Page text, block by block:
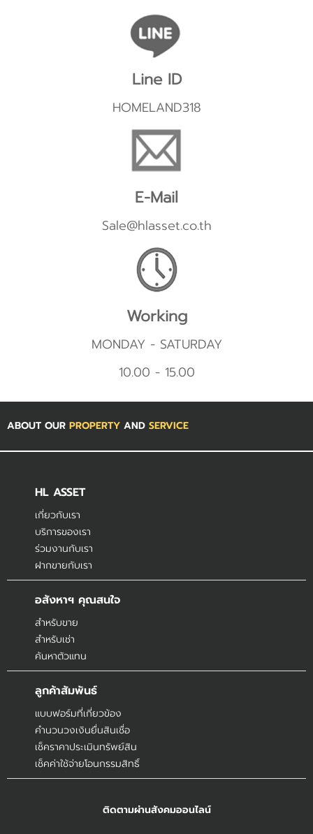
Line ID
HOMELAND318
E-Mail
Sale@hlasset.co.th
Working
MONDAY - SATURDAY
10.00 - 15.00
ABOUT OUR PROPERTY AND SERVICE
HL ASSET
เกี่ยวกับเรา
บริการของเรา
ร่วมงานกับเรา
ฝากขายกับเรา
อสังหาฯ คุณสนใจ
สำหรับขาย
สำหรับเช่า
ค้นหาตัวแทน
ลูกค้าสัมพันธ์
แบบฟอร์มที่เกี่ยวข้อง
คำนวนวงเงินยื่นสินเชื่อ
เช็คราคาประเมินทรัพย์สิน
เช็คค่าใช้จ่ายโอนกรรมสิทธิ์
ติดตามผ่านสังคมออนไลน์